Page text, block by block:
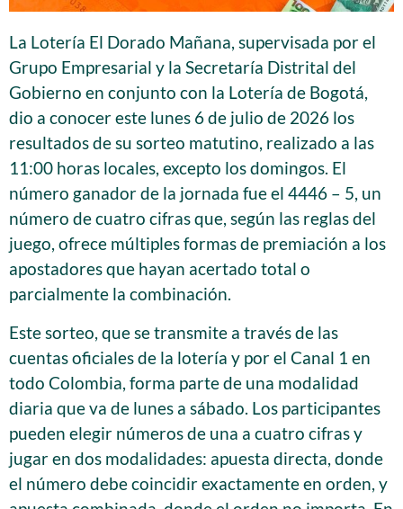
La Lotería El Dorado Mañana, supervisada por el
Grupo Empresarial y la Secretaría Distrital del
Gobierno en conjunto con la Lotería de Bogotá,
dio a conocer este lunes 6 de julio de 2026 los
resultados de su sorteo matutino, realizado a las
11:00 horas locales, excepto los domingos. El
número ganador de la jornada fue el 4446 – 5, un
número de cuatro cifras que, según las reglas del
juego, ofrece múltiples formas de premiación a los
apostadores que hayan acertado total o
parcialmente la combinación.
Este sorteo, que se transmite a través de las
cuentas oficiales de la lotería y por el Canal 1 en
todo Colombia, forma parte de una modalidad
diaria que va de lunes a sábado. Los participantes
pueden elegir números de una a cuatro cifras y
jugar en dos modalidades: apuesta directa, donde
el número debe coincidir exactamente en orden, y